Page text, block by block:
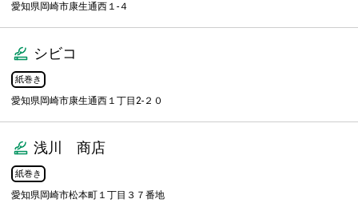
愛知県岡崎市康生通西１-４
シビコ
紙巻き
愛知県岡崎市康生通西１丁目2-２０
浅川 商店
紙巻き
愛知県岡崎市松本町１丁目３７番地